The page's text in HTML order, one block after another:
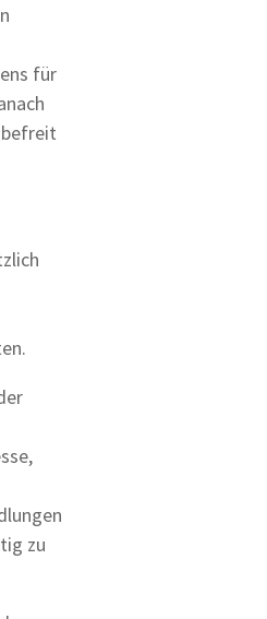
für
befreit
zu